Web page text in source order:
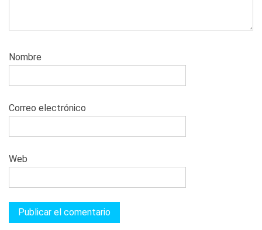
Nombre
Correo electrónico
Web